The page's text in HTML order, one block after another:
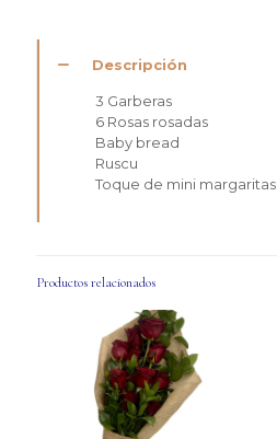
Descripción
3 Garberas
6 Rosas rosadas
Baby bread
Ruscu
Toque de mini margaritas
Productos relacionados